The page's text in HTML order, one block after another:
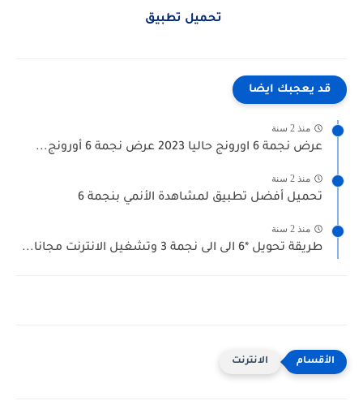
تحميل تطبيق
قد يعجبك ايضا
منذ 2 سنة
عرض نجمة 6 اورونج حاليا 2023 عرض نجمة 6 أورونج...
منذ 2 سنة
تحميل أفضل تطبيق لمشاهدة الأنمي بنجمة 6
منذ 2 سنة
طريقة تحويل *6 الى الى نجمة 3 وتشغيل الانترنت مجانا...
الانترنت